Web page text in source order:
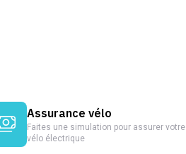
Assurance vélo
Faites une simulation pour assurer votre
vélo électrique